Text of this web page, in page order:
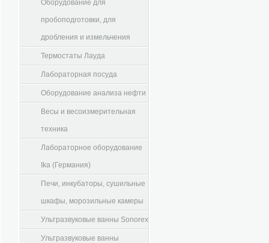
Оборудование для
пробоподготовки, для
дробления и измельчения
Термостаты Лауда
Лабораторная посуда
Оборудование анализа нефти
Весы и весоизмерительная
техника
Лабораторное оборудование
Ika (Германия)
Печи, инкубаторы, сушильные
шкафы, морозильные камеры
Ультразвуковые ванны Sonorex
Ультразвуковые ванны